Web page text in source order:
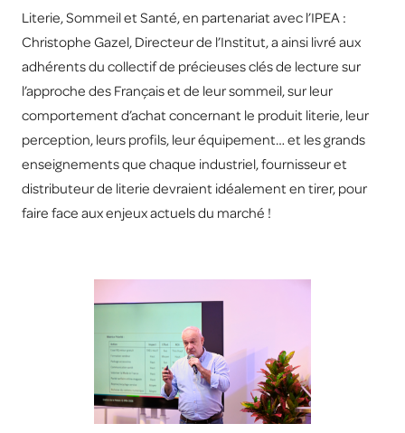
Literie, Sommeil et Santé, en partenariat avec l’IPEA :
Christophe Gazel, Directeur de l’Institut, a ainsi livré aux
adhérents du collectif de précieuses clés de lecture sur
l’approche des Français et de leur sommeil, sur leur
comportement d’achat concernant le produit literie, leur
perception, leurs profils, leur équipement… et les grands
enseignements que chaque industriel, fournisseur et
distributeur de literie devraient idéalement en tirer, pour
faire face aux enjeux actuels du marché !